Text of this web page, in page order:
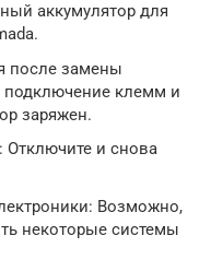
аккумулятор для
после замены
подключение клемм и
заряжен.
Отключите и снова
Возможно,
некоторые системы